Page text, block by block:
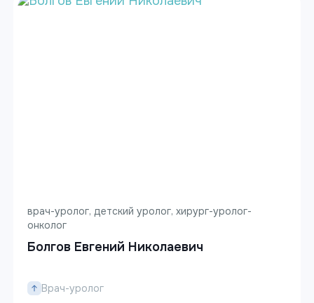
врач-уролог, детский уролог, хирург-уролог-
онколог
Болгов Евгений Николаевич
Врач-уролог